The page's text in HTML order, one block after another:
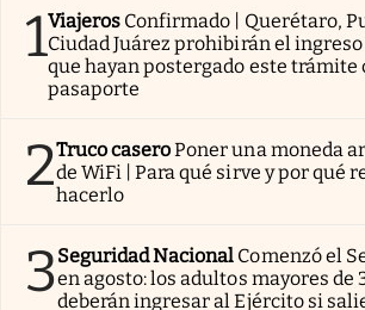
1Viajeros Confirmado | Querétaro,
Ciudad Juárez prohibirán el
que hayan postergado este trámite
pasaporte
2Truco caseroPoner una moneda
de WiFi | Para qué sirve y por qué
hacerlo
3Seguridad Nacional Comenzó el
en agosto: los adultos mayores de
deberán ingresar al Ejército si